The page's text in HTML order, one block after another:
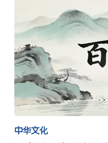
中华文化